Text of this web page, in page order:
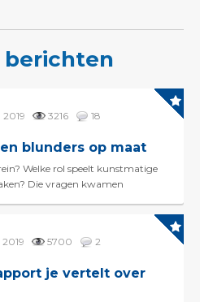
berichten
2019 3216 18
blunders op maat
Welke rol speelt kunstmatige
Die vragen kwamen
2019 5700 2
je vertelt over